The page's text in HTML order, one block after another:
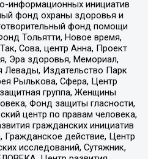
информационных инициатив
фонд охраны здоровья и
фонд помощи
Тольятти, Новое время,
Сова, центр Анна, Проект
Эра здоровья, Мемориал,
Левады, Издательство Парк
Рылькова, Сфера, Центр
группа, Женщины
Фонд защиты гласности,
центр по правам человека,
гражданских инициатив
Гражданское действие, Центр
исследований, Сутяжник,